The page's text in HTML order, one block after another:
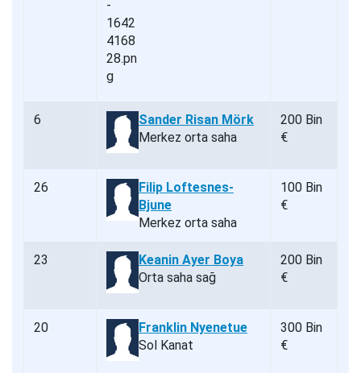
6
Sander Risan Mörk
Merkez orta saha
200 Bin
€
26
Filip Loftesnes-
Bjune
Merkez orta saha
100 Bin
€
23
Keanin Ayer Boya
Orta saha sağ
200 Bin
€
20
Franklin Nyenetue
Sol Kanat
300 Bin
€